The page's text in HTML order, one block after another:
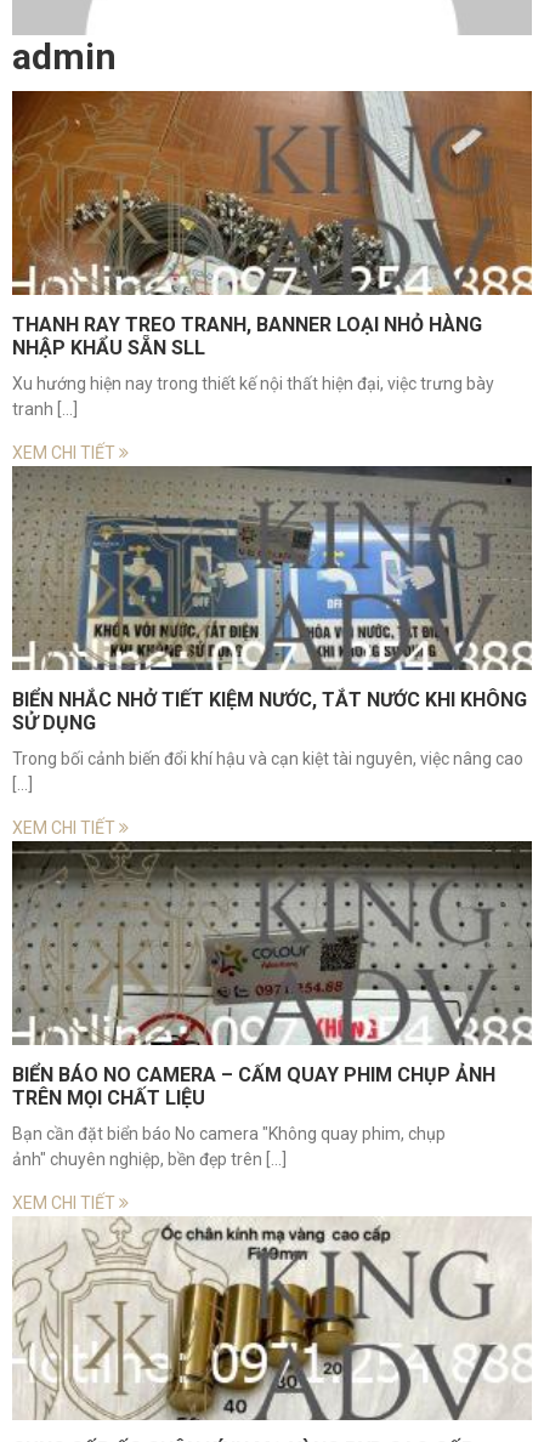
admin
THANH RAY TREO TRANH, BANNER LOẠI NHỎ HÀNG
NHẬP KHẨU SẴN SLL
Xu hướng hiện nay trong thiết kế nội thất hiện đại, việc trưng bày
tranh [...]
XEM CHI TIẾT
BIỂN NHẮC NHỞ TIẾT KIỆM NƯỚC, TẮT NƯỚC KHI KHÔNG
SỬ DỤNG
Trong bối cảnh biến đổi khí hậu và cạn kiệt tài nguyên, việc nâng cao
XEM CHI TIẾT
BIỂN BÁO NO CAMERA – CẤM QUAY PHIM CHỤP ẢNH
TRÊN MỌI CHẤT LIỆU
Bạn cần đặt biển báo No camera "Không quay phim, chụp
ảnh" chuyên nghiệp, bền đẹp trên [...]
XEM CHI TIẾT